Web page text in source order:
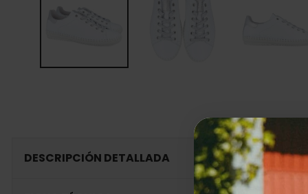
DESCRIPCIÓN DETALLADA